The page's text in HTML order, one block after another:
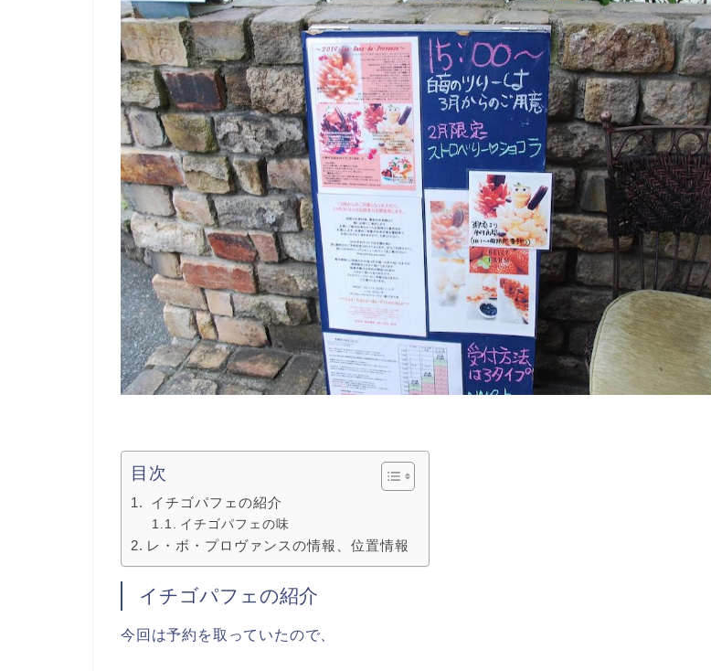
目次
イチゴパフェの紹介
イチゴパフェの味
レ・ボ・プロヴァンスの情報、位置情報
イチゴパフェの紹介
今回は予約を取っていたので、